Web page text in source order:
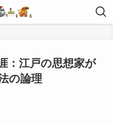
：江戸の思想家が
の論理